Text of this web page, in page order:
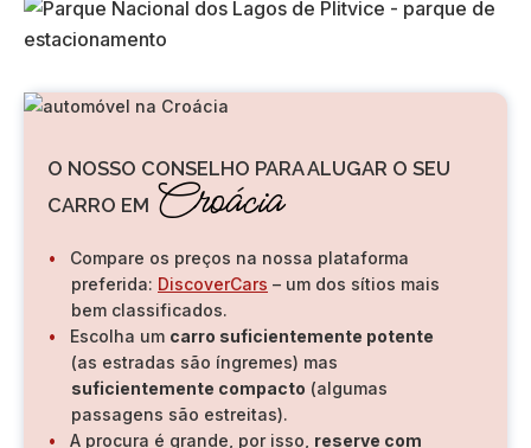
O NOSSO CONSELHO PARA ALUGAR O SEU
CARRO EM Croácia
Compare os preços na nossa plataforma
preferida: DiscoverCars – um dos sítios mais
bem classificados.
Escolha um carro suficientemente potente
(as estradas são íngremes) mas
suficientemente compacto (algumas
passagens são estreitas).
A procura é grande, por isso, reserve com